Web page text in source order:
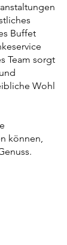
Buffet
Team sorgt
Wohl
können,